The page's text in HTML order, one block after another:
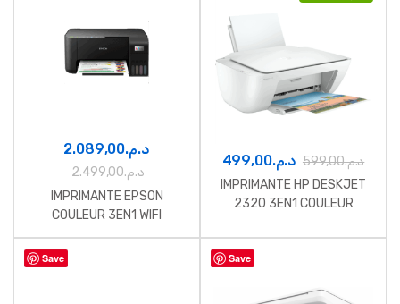
د.م.2.089,00
د.م.2.499,00
IMPRIMANTE EPSON
COULEUR 3EN1 WIFI
د.م.499,00 د.م.599,00
IMPRIMANTE HP DESKJET
2320 3EN1 COULEUR
Save Save